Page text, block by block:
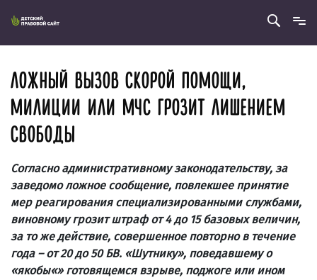
ЛОЖНЫЙ ВЫЗОВ СКОРОЙ ПОМОЩИ,
МИЛИЦИИ ИЛИ МЧС ГРОЗИТ ЛИШЕНИЕМ
СВОБОДЫ
Согласно административному законодательству, за
заведомо ложное сообщение, повлекшее принятие
мер реагирования специализированными службами,
виновному грозит штраф от 4 до 15 базовых величин,
за то же действие, совершенное повторно в течение
года – от 20 до 50 БВ. «Шутнику», поведавшему о
«якобы«» готовящемся взрыве, поджоге или ином